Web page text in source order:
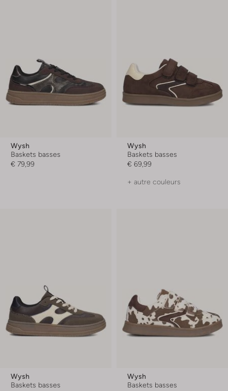
Wysh
Baskets basses
€ 79,99
Wysh
Baskets basses
€ 69,99
+ autre couleurs
Wysh
Baskets basses
Wysh
Baskets basses